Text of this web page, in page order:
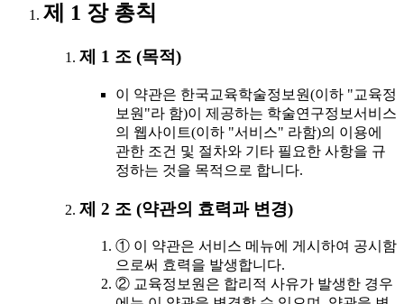
제 1 장 총칙
제 1 조 (목적)
이 약관은 한국교육학술정보원(이하 "교육정
보원"라 함)이 제공하는 학술연구정보서비스
의 웹사이트(이하 "서비스" 라함)의 이용에
관한 조건 및 절차와 기타 필요한 사항을 규
정하는 것을 목적으로 합니다.
제 2 조 (약관의 효력과 변경)
① 이 약관은 서비스 메뉴에 게시하여 공시함
으로써 효력을 발생합니다.
② 교육정보원은 합리적 사유가 발생한 경우